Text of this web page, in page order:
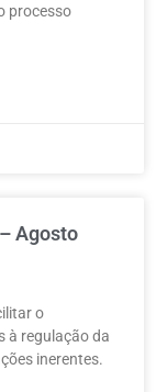
processo
Agosto
o
à regulação da
inerentes.